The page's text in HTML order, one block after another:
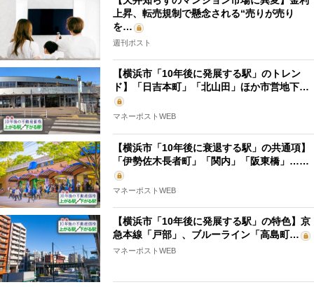
上昇、転売規制で懸念される“売りが売り
を…
週刊ポスト
【横浜市「10年後に発展する駅」のトレン
ド】「日吉本町」「北山田」ほか市営地下…
マネーポストWEB
【横浜市「10年後に衰退する駅」の共通項】
「伊勢佐木長者町」「関内」「阪東橋」……
マネーポストWEB
【横浜市「10年後に発展する駅」の特色】京
急本線「戸部」、ブルーライン「高島町…
マネーポストWEB